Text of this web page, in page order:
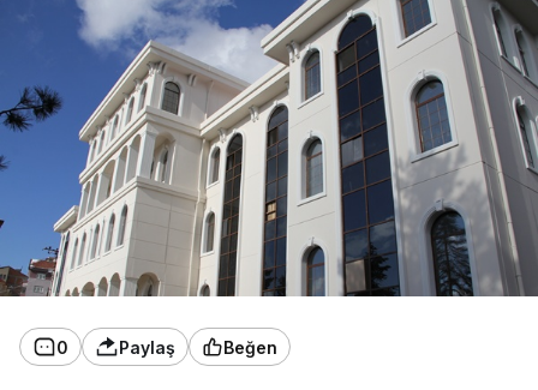
0 Paylaş Beğen